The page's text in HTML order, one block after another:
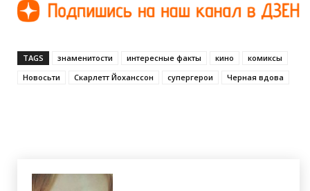
TAGS знаменитости интересные факты кино
комиксы
Новосьти
Скарлетт Йоханссон супергерои Черная вдова